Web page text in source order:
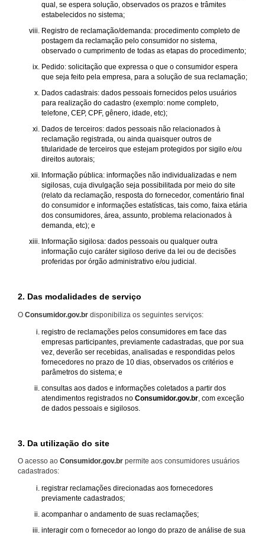
qual, se espera solução, observados os prazos e trâmites
estabelecidos no sistema;
Registro de reclamação/demanda: procedimento completo de
postagem da reclamação pelo consumidor no sistema,
observado o cumprimento de todas as etapas do procedimento;
Pedido: solicitação que expressa o que o consumidor espera
que seja feito pela empresa, para a solução de sua reclamação;
Dados cadastrais: dados pessoais fornecidos pelos usuários
para realização do cadastro (exemplo: nome completo,
telefone, CEP, CPF, gênero, idade, etc);
Dados de terceiros: dados pessoais não relacionados à
reclamação registrada, ou ainda quaisquer outros de
titularidade de terceiros que estejam protegidos por sigilo e/ou
direitos autorais;
Informação pública: informações não individualizadas e nem
sigilosas, cuja divulgação seja possibilitada por meio do site
(relato da reclamação, resposta do fornecedor, comentário final
do consumidor e informações estatísticas, tais como, faixa etária
dos consumidores, área, assunto, problema relacionados à
demanda, etc); e
Informação sigilosa: dados pessoais ou qualquer outra
informação cujo caráter sigiloso derive da lei ou de decisões
proferidas por órgão administrativo e/ou judicial.
2. Das modalidades de serviço
O Consumidor.gov.br disponibiliza os seguintes serviços:
registro de reclamações pelos consumidores em face das
empresas participantes, previamente cadastradas, que por sua
vez, deverão ser recebidas, analisadas e respondidas pelos
fornecedores no prazo de 10 dias, observados os critérios e
parâmetros do sistema; e
consultas aos dados e informações coletados a partir dos
atendimentos registrados no Consumidor.gov.br , com exceção
de dados pessoais e sigilosos.
3. Da utilização do site
O acesso ao Consumidor.gov.br permite aos consumidores usuários
cadastrados:
registrar reclamações direcionadas aos fornecedores
previamente cadastrados;
acompanhar o andamento de suas reclamações;
interagir com o fornecedor ao longo do prazo de análise de sua